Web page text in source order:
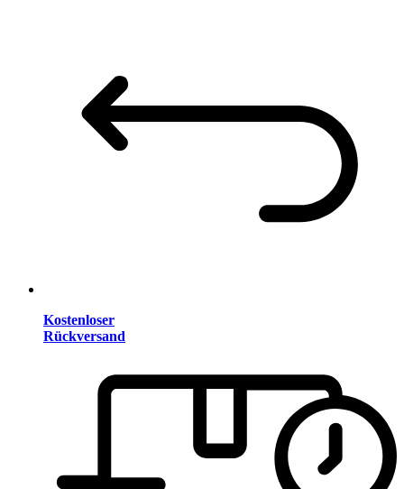
Kostenloser
Rückversand